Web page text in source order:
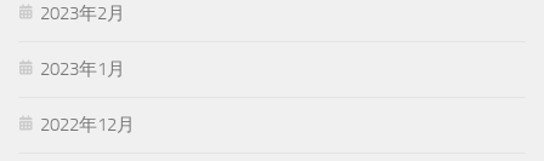
2023年2月
2023年1月
2022年12月